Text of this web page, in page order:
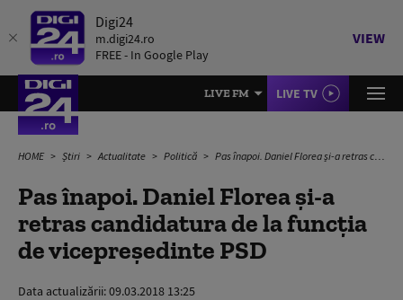
Digi24
m.digi24.ro
FREE - In Google Play
VIEW
LIVE FM LIVE TV
HOME Știri Actualitate Politică Pas înapoi. Daniel Florea și-a retras candidatura de la funcția de vicepreședinte PSD
Pas înapoi. Daniel Florea și-a
retras candidatura de la funcția
de vicepreședinte PSD
Data actualizării:09.03.2018 13:25